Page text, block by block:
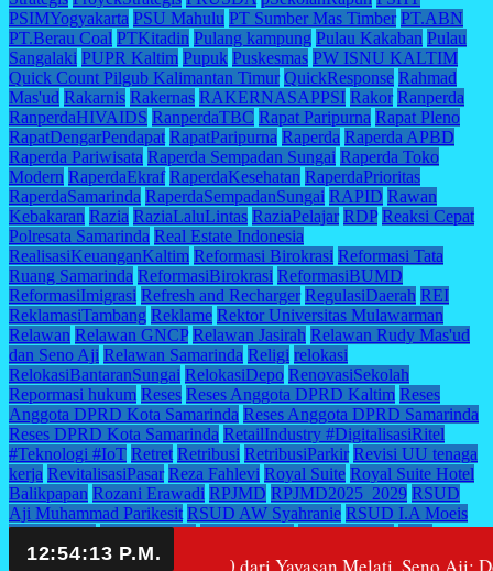
PSIMYogyakarta PSU Mahulu PT Sumber Mas Timber PT.ABN
PT.Berau Coal PTKitadin Pulang kampung Pulau Kakaban Pulau
Sangalaki PUPR Kaltim Pupuk Puskesmas PW ISNU KALTIM
Quick Count Pilgub Kalimantan Timur QuickResponse Rahmad
Mas'ud Rakarnis Rakernas RAKERNASAPPSI Rakor Ranperda
RanperdaHIVAIDS RanperdaTBC Rapat Paripurna Rapat Pleno
RapatDengarPendapat RapatParipurna Raperda Raperda APBD
Raperda Pariwisata Raperda Sempadan Sungai Raperda Toko
Modern RaperdaEkraf RaperdaKesehatan RaperdaPrioritas
RaperdaSamarinda RaperdaSempadanSungai RAPID Rawan
Kebakaran Razia RaziaLaluLintas RaziaPelajar RDP Reaksi Cepat
Polresata Samarinda Real Estate Indonesia
RealisasiKeuanganKaltim Reformasi Birokrasi Reformasi Tata
Ruang Samarinda ReformasiBirokrasi ReformasiBUMD
ReformasiImigrasi Refresh and Recharger RegulasiDaerah REI
ReklamasiTambang Reklame Rektor Universitas Mulawarman
Relawan Relawan GNCP Relawan Jasirah Relawan Rudy Mas'ud
dan Seno Aji Relawan Samarinda Religi relokasi
RelokasiBantaranSungai RelokasiDepo RenovasiSekolah
Repormasi hukum Reses Reses Anggota DPRD Kaltim Reses
Anggota DPRD Kota Samarinda Reses Anggota DPRD Samarinda
Reses DPRD Kota Samarinda RetailIndustry #DigitalisasiRitel
#Teknologi #IoT Retret Retribusi RetribusiParkir Revisi UU tenaga
kerja RevitalisasiPasar Reza Fahlevi Royal Suite Royal Suite Hotel
Balikpapan Rozani Erawadi RPJMD RPJMD2025_2029 RSUD
Aji Muhammad Parikesit RSUD AW Syahranie RSUD I.A Moeis
RSUDAWS RSUDKaltim RT/RW Aktif Ruang Publik Rudi
Mas'ud - Seno Aji Rudy Mas'ud